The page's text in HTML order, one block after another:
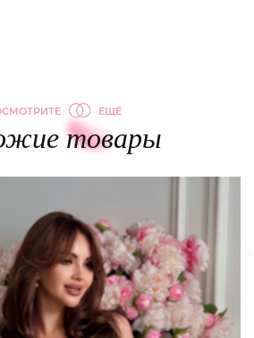
ЕЩЁ
товары